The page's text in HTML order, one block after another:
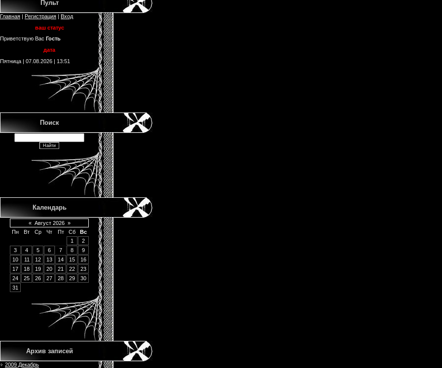
Пульт
Главная | Регистрация | Вход
ваш статус
Приветствую Вас Гость
дата
Пятница | 07.08.2026 | 13:51
Поиск
Календарь
« Август 2026 »
Пн
Вт Ср Чт Пт Сб
Вс
1
2
3
4 5 6 7 8
9
10
11 12 13 14 15
16
17
18 19 20 21 22
23
24
25 26 27 28 29
30
31
Архив записей
2009 Декабрь